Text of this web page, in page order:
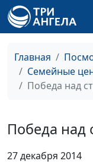
Главная
Семейные
Победа над
Победа над
27 декабря 2014
в браке